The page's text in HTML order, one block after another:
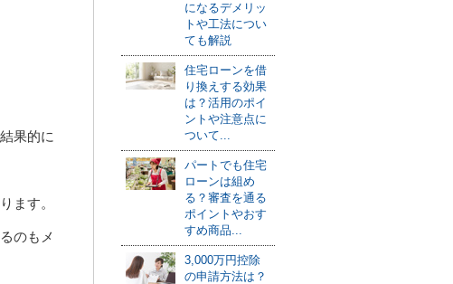
果的に
ます。
のもメ
になるデメリッ
トや工法につい
ても解説
住宅ローンを借
り換えする効果
は？活用のポイ
ントや注意点に
ついて...
パートでも住宅
ローンは組め
る？審査を通る
ポイントやおす
すめ商品...
3,000万円控除
の申請方法は？